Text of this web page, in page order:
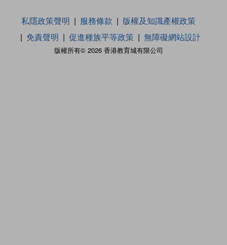
版權所有© 2026 香港教育城有限公司
私隱政策聲明 服務條款
版權及知識產權政策
免責聲明
促進種族平等政策 無障礙網站設計